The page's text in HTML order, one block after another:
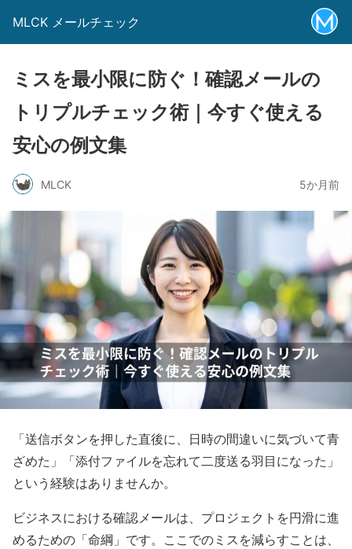
MLCK メールチェック
ミスを最小限に防ぐ！確認メールの
トリプルチェック術｜今すぐ使える
安心の例文集
MLCK 5か月前
「送信ボタンを押した直後に、日時の間違いに気づいて青
ざめた」「添付ファイルを忘れて二度送る羽目になった」
という経験はありませんか。
ビジネスにおける確認メールは、プロジェクトを円滑に進
めるための「命綱」です。ここでのミスを減らすことは、